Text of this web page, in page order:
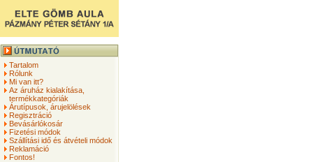
Tartalom
Rólunk
Mi van itt?
Az áruház kialakítása,
termékkategóriák
Árutípusok, árujelölések
Regisztráció
Bevásárlókosár
Fizetési módok
Szállítási idő és átvételi módok
Reklamáció
Fontos!